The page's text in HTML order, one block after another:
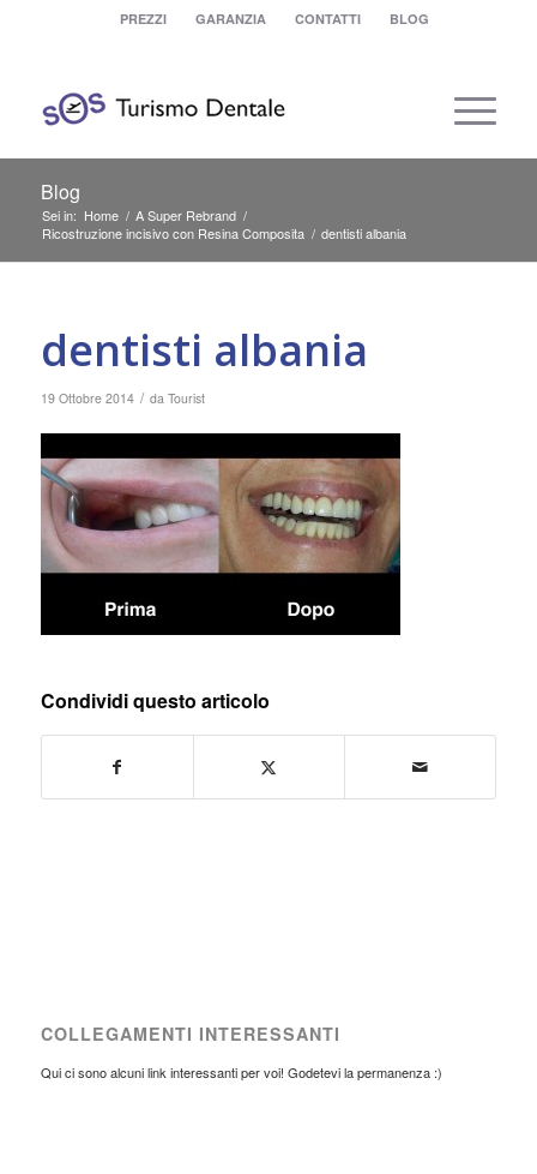
PREZZI GARANZIA CONTATTI BLOG
Blog
Sei in: Home / A Super Rebrand /
Ricostruzione incisivo con Resina Composita / dentisti albania
dentisti albania
19 Ottobre 2014 / da Tourist
Condividi questo articolo
COLLEGAMENTI INTERESSANTI
Qui ci sono alcuni link interessanti per voi! Godetevi la permanenza :)